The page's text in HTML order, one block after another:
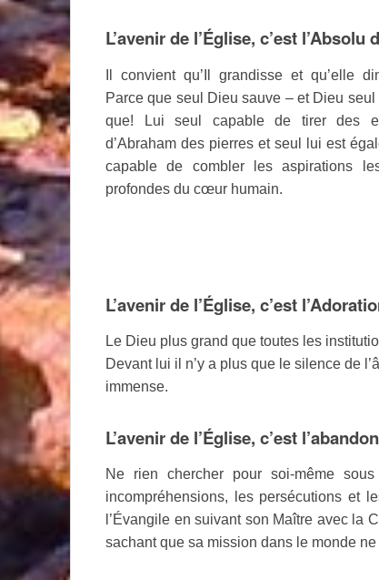
L’avenir de l’Église, c’est l’Absolu
Il convient qu’Il grandisse et qu’elle
Parce que seul Dieu sauve – et Dieu seul
que! Lui seul capable de tirer des
d’Abraham des pierres et seul lui est
capable de combler les aspirations
profondes du cœur humain.
L’avenir de l’Église, c’est
Le Dieu plus grand que toutes les
Devant lui il n’y a plus que le silence de
immense.
L’avenir de l’Église, c’est
Ne rien chercher pour soi-même
incompréhensions, les persécutions et
l’Évangile en suivant son Maître avec la
sachant que sa mission dans le monde